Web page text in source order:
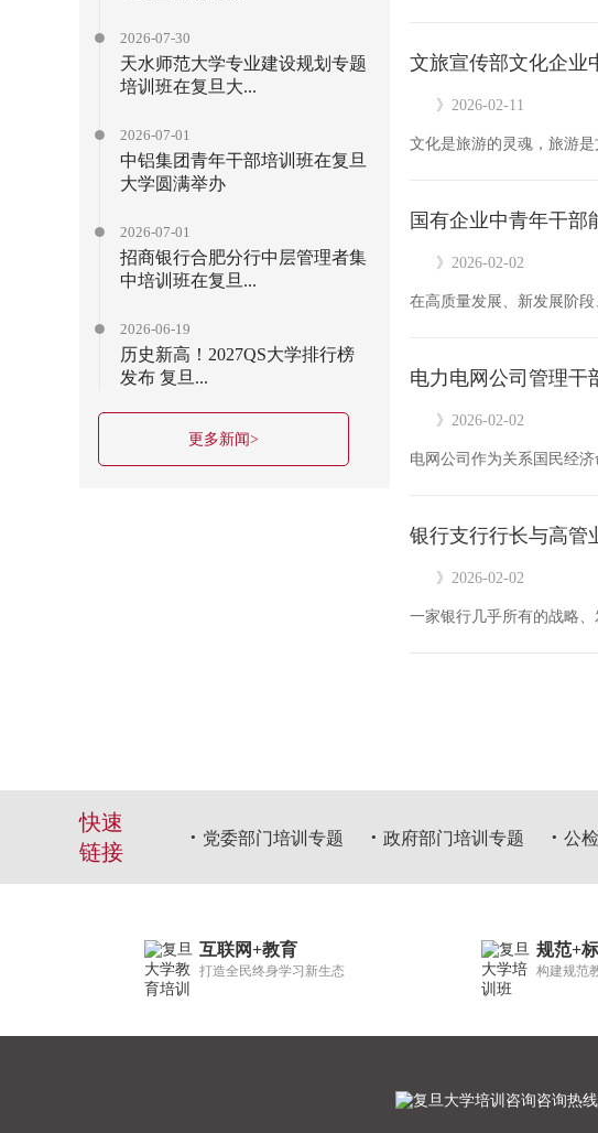
文旅宣传部文化企业
》2026-02-11
国有企业中青年干部
》2026-02-02
电力电网公司管理干
》2026-02-02
银行支行行长与高管
》2026-02-02
一家银行几乎所有的战略
2026-07-30
天水师范大学专业建设规划专题
培训班在复旦大...
2026-07-01
中铝集团青年干部培训班在复旦
大学圆满举办
2026-07-01
招商银行合肥分行中层管理者集
中培训班在复旦...
2026-06-19
历史新高！2027QS大学排行榜
发布 复旦...
更多新闻>
快速
链接
党委部门培训专题 政府部门培训专题 公
互联网+教育
打造全民终身学习新生态
规范+
构建规范
咨询热